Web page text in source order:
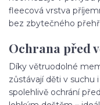
fleecová vrstva
bez zbytečného
Ochrana před
Díky větruodolné
zůstávají děti v suchu
spolehlivě ochrání